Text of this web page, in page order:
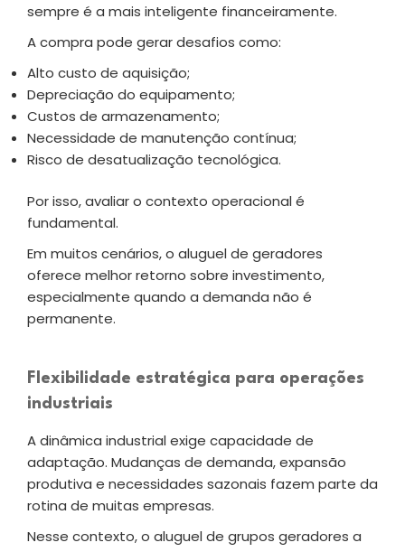
sempre é a mais inteligente financeiramente.
A compra pode gerar desafios como:
Alto custo de aquisição;
Depreciação do equipamento;
Custos de armazenamento;
Necessidade de manutenção contínua;
Risco de desatualização tecnológica.
Por isso, avaliar o contexto operacional é
fundamental.
Em muitos cenários, o aluguel de geradores
oferece melhor retorno sobre investimento,
especialmente quando a demanda não é
permanente.
Flexibilidade estratégica para operações
industriais
A dinâmica industrial exige capacidade de
adaptação. Mudanças de demanda, expansão
produtiva e necessidades sazonais fazem parte da
rotina de muitas empresas.
Nesse contexto, o aluguel de grupos geradores a